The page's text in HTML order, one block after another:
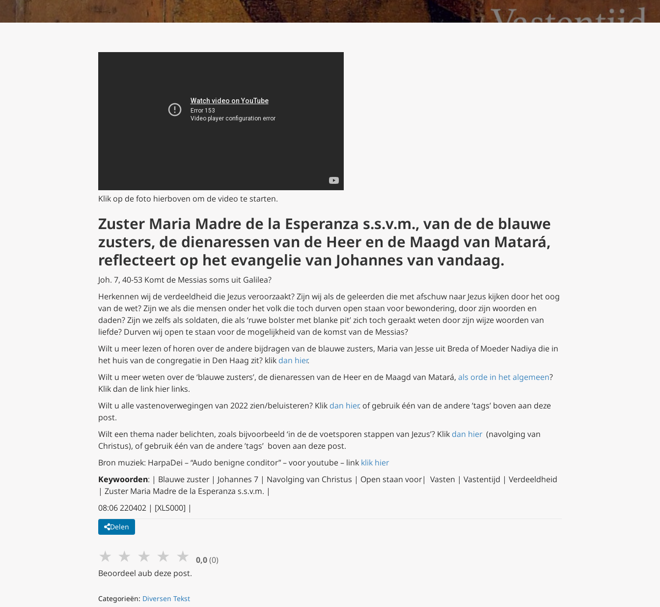
Klik op de foto hierboven om de video te starten.
Zuster Maria Madre de la Esperanza s.s.v.m., van de de blauwe
zusters, de dienaressen van de Heer en de Maagd van Matará,
reflecteert op het evangelie van Johannes van vandaag.
Joh. 7, 40-53 Komt de Messias soms uit Galilea?
Herkennen wij de verdeeldheid die Jezus veroorzaakt? Zijn wij als de geleerden die met afschuw naar Jezus kijken door het oog
van de wet? Zijn we als die mensen onder het volk die toch durven open staan voor bewondering, door zijn woorden en
daden? Zijn we zelfs als soldaten, die als ‘ruwe bolster met blanke pit’ zich toch geraakt weten door zijn wijze woorden van
liefde? Durven wij open te staan voor de mogelijkheid van de komst van de Messias?
Wilt u meer lezen of horen over de andere bijdragen van de blauwe zusters, Maria van Jesse uit Breda of Moeder Nadiya die in
het huis van de congregatie in Den Haag zit? klik dan hier.
Wilt u meer weten over de ‘blauwe zusters’, de dienaressen van de Heer en de Maagd van Matará, als orde in het algemeen?
Klik dan de link hier links.
Wilt u alle vastenoverwegingen van 2022 zien/beluisteren? Klik dan hier. of gebruik één van de andere ’tags’ boven aan deze
post.
Wilt een thema nader belichten, zoals bijvoorbeeld ‘in de de voetsporen stappen van Jezus’? Klik dan hier (navolging van
Christus), of gebruik één van de andere ’tags’ boven aan deze post.
Bron muziek: HarpaDei – “Audo benigne conditor” – voor youtube – link klik hier
Keywoorden: | Blauwe zuster | Johannes 7 | Navolging van Christus | Open staan voor| Vasten | Vastentijd | Verdeeldheid
| Zuster Maria Madre de la Esperanza s.s.v.m. |
08:06 220402 | [XLS000] |
Delen
★ ★ ★ ★ ★ 0,0 (0)
Beoordeel aub deze post.
Categorieën: Diversen Tekst